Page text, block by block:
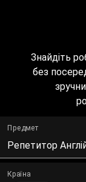
Знайдіть
без
Предмет
Репетитор
Країна